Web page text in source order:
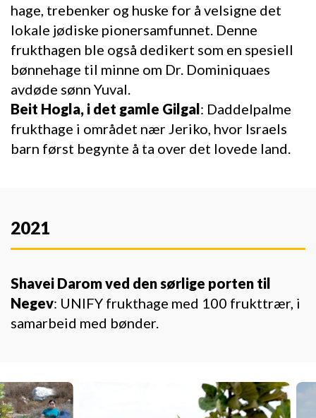
hage, trebenker og huske for å velsigne det
lokale jødiske pionersamfunnet. Denne
frukthagen ble også dedikert som en spesiell
bønnehage til minne om Dr. Dominiquaes
avdøde sønn Yuval.
Beit Hogla, i det gamle Gilgal: Daddelpalme
frukthage i området nær Jeriko, hvor Israels
barn først begynte å ta over det lovede land.
2021
Shavei Darom ved den sørlige porten til
Negev: UNIFY frukthage med 100 frukttrær, i
samarbeid med bønder.